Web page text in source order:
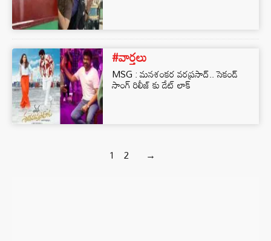
#వార్తలు
MSG : మనశంకర వరప్రసాద్.. సెకండ్
సాంగ్ రిలీజ్ కు డేట్ లాక్
1 2 →